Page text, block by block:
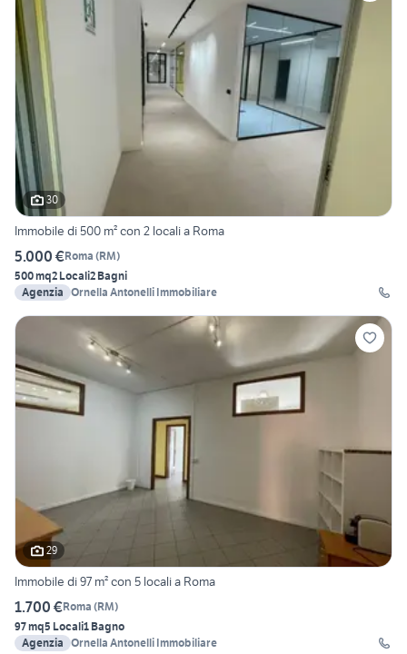
30
Immobile di 500 m² con 2 locali a Roma
5.000 €Roma (RM)
500 mq2 Locali2 Bagni
Agenzia Ornella Antonelli Immobiliare
29
Immobile di 97 m² con 5 locali a Roma
1.700 €Roma (RM)
97 mq5 Locali1 Bagno
Agenzia Ornella Antonelli Immobiliare